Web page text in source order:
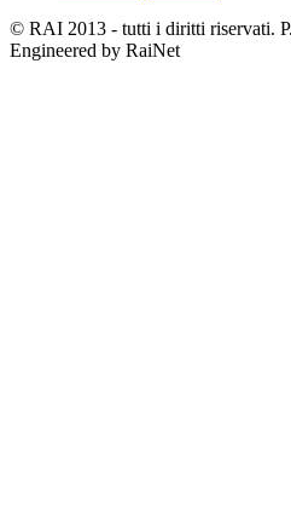
© RAI 2013 - tutti i diritti riservati.
Engineered by RaiNet